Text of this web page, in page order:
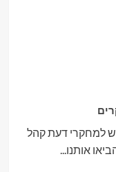
למחקרי דעת קהל
אותנו...